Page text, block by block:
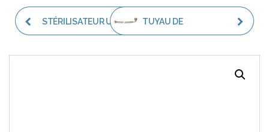
STÉRILISATEUR UV-C TUYAU DE